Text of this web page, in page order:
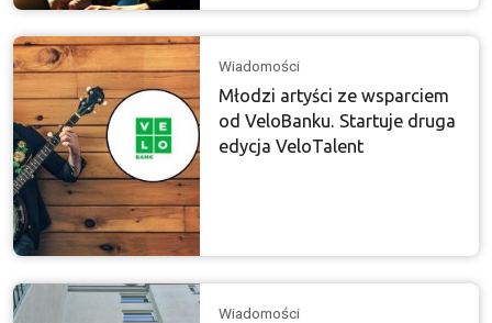
Wiadomości
Młodzi artyści ze wsparciem
od VeloBanku. Startuje druga
edycja VeloTalent
Wiadomości